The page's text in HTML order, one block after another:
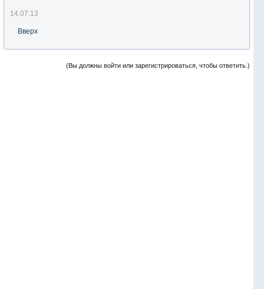
14.07.13
Вверх
(Вы должны войти или зарегистрироваться, чтобы ответить.)